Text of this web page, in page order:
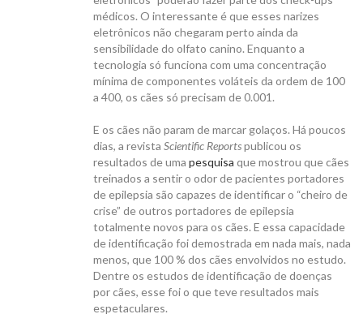
médicos. O interessante é que esses narizes
eletrônicos não chegaram perto ainda da
sensibilidade do olfato canino. Enquanto a
tecnologia só funciona com uma concentração
mínima de componentes voláteis da ordem de 100
a 400, os cães só precisam de 0.001.
E os cães não param de marcar golaços. Há poucos
dias, a revista Scientific Reportspublicou os
resultados de uma pesquisa que mostrou que cães
treinados a sentir o odor de pacientes portadores
de epilepsia são capazes de identificar o “cheiro de
crise” de outros portadores de epilepsia
totalmente novos para os cães. E essa capacidade
de identificação foi demostrada em nada mais, nada
menos, que 100 % dos cães envolvidos no estudo.
Dentre os estudos de identificação de doenças
por cães, esse foi o que teve resultados mais
espetaculares.